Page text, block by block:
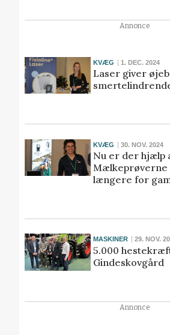
Annonce
KVÆG 1. DEC. 2024
Laser giver
KVÆG 30. NOV. 2024
Nu er der hjælp
Mælkeprøverne
længere for
MASKINER 29. NOV.
5.000
Gindeskovgård
Annonce